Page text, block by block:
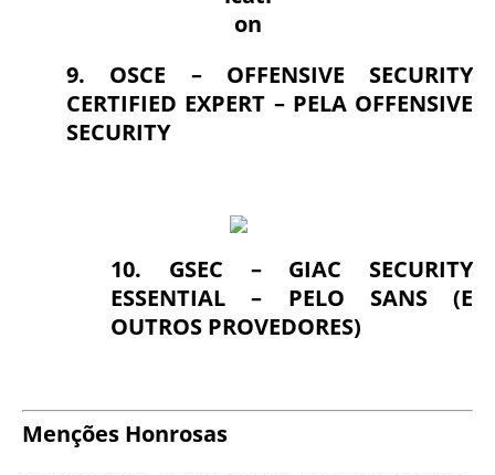
9. OSCE – OFFENSIVE SECURITY
CERTIFIED EXPERT – PELA OFFENSIVE
SECURITY
10. GSEC – GIAC SECURITY
ESSENTIAL – PELO SANS (E
OUTROS PROVEDORES)
Menções Honrosas